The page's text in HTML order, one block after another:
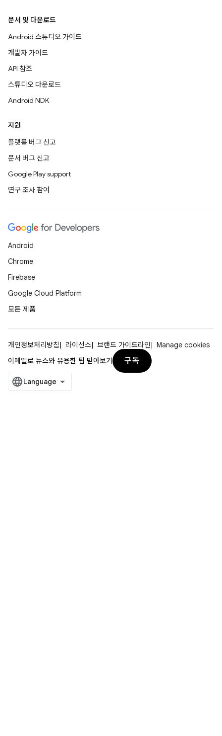
문서 및 다운로드
Android 스튜디오 가이드
개발자 가이드
API 참조
스튜디오 다운로드
Android NDK
지원
플랫폼 버그 신고
문서 버그 신고
Google Play support
연구 조사 참여
Android
Chrome
Firebase
Google Cloud Platform
모든 제품
개인정보처리방침 라이선스 브랜드 가이드라인
Manage cookies
이메일로 뉴스와 유용한 팁 받아보기
구독